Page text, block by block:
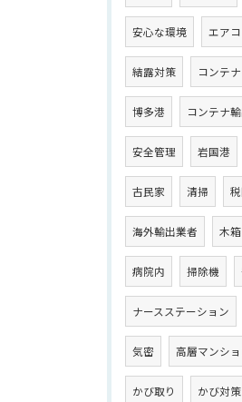
安心な環境 エア
結露対策 コンテナ
博多港 コンテナ
安全管理 岩国港
古民家 清掃
海外輸出業者 木箱
病院内 掃除機
ナースステーション
気密 高層マンシ
かび取り かび対策